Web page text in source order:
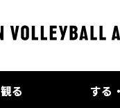
観る する